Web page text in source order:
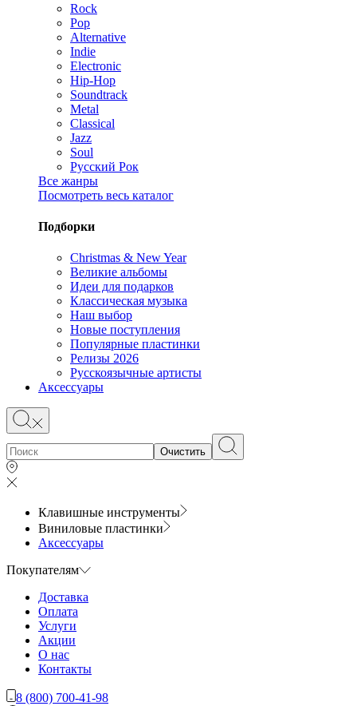
Rock
Pop
Alternative
Indie
Electronic
Hip-Hop
Soundtrack
Metal
Classical
Jazz
Soul
Русский Рок
Все жанры
Посмотреть весь каталог
Подборки
Christmas & New Year
Великие альбомы
Идеи для подарков
Классическая музыка
Наш выбор
Новые поступления
Популярные пластинки
Релизы 2026
Русскоязычные артисты
Аксессуары
Очистить
Клавишные инструменты
Виниловые пластинки
Аксессуары
Покупателям
Доставка
Оплата
Услуги
Акции
О нас
Контакты
8 (800) 700-41-98